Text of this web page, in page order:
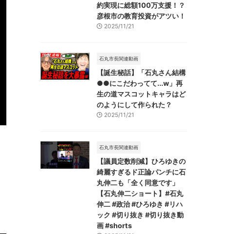
約実現に総額100万支援！？
彦根市の教育投資がアツい！
2025/11/21
石丸市長関連動画
【誕生秘話】「石丸さん結構
●●にこだわってて...w」再
生の道マスコットキャラはど
のようにして作られた？
2025/11/21
石丸市長関連動画
【議員定数削減】ひろゆきの
綺麗すぎるド正論パンチに石
丸伸二も「全く同意です」
【石丸伸二ショート】#石丸
伸二 #政治 #ひろゆき #リハ
ック #切り抜き #切り抜き動
画 #shorts